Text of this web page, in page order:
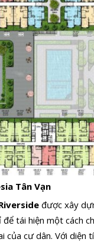
Tân Vạn
được xây
tái hiện một cách
của cư dân. Với diện